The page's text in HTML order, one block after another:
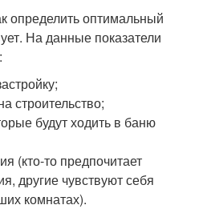
определить оптимальный
На данные показатели
строительство;
будут ходить в баню
(кто-то предпочитает
другие чувствуют себя
комнатах).